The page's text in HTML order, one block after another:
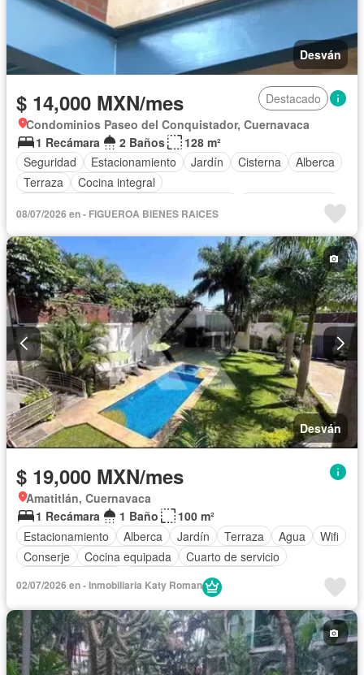
Desván
$ 14,000 MXN/mes
Destacado
Condominios Paseo del Conquistador, Cuernavaca
1 Recámara
2 Baños
128 m²
Seguridad
Estacionamiento Jardín Cisterna
Alberca
Terraza
Cocina integral
Cocina equipada
Sala polivalente
Electricidad Agua
Recámara con closet
Caseta de vigilancia
Permite mascotas
Permite niños
08/07/2026 en - FIGUEROA BIENES RAICES
Desván
$ 19,000 MXN/mes
Amatitlán, Cuernavaca
1 Recámara
1 Baño
100 m²
Estacionamiento
Alberca Jardín Terraza Agua
Wifi
Conserje
Cocina equipada
Cuarto de servicio
Completamente amueblado
02/07/2026 en - Inmobiliaria Katy Roman